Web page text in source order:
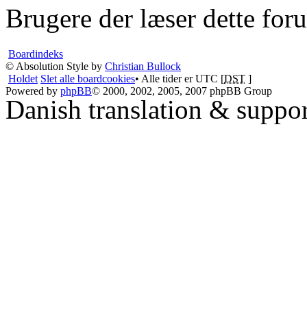
Brugere der læser dette
Boardindeks
© Absolution Style by Christian Bullock
Holdet Slet alle boardcookies• Alle tider er UTC [DST ]
Powered by phpBB© 2000, 2002, 2005, 2007 phpBB Group
Danish translation &